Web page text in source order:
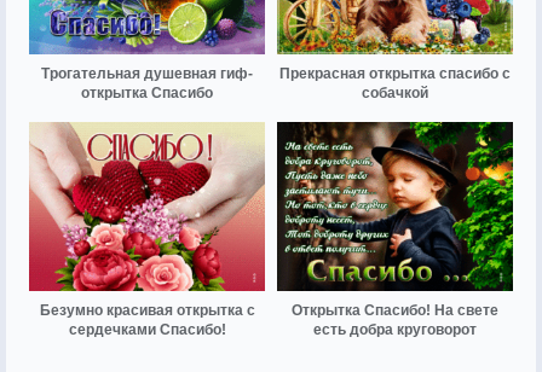
Трогательная душевная гиф-
открытка Спасибо
Прекрасная открытка спасибо с
собачкой
Безумно красивая открытка с
сердечками Спасибо!
Открытка Спасибо! На свете
есть добра круговорот